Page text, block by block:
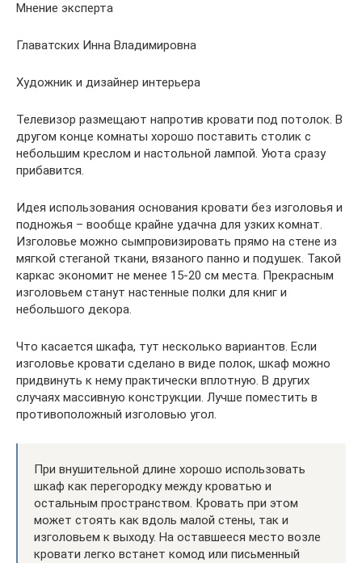
Мнение эксперта
Главатских Инна Владимировна
Художник и дизайнер интерьера
Телевизор размещают напротив кровати под потолок. В
другом конце комнаты хорошо поставить столик с
небольшим креслом и настольной лампой. Уюта сразу
прибавится.
Идея использования основания кровати без изголовья и
подножья – вообще крайне удачна для узких комнат.
Изголовье можно сымпровизировать прямо на стене из
мягкой стеганой ткани, вязаного панно и подушек. Такой
каркас экономит не менее 15-20 см места. Прекрасным
изголовьем станут настенные полки для книг и
небольшого декора.
Что касается шкафа, тут несколько вариантов. Если
изголовье кровати сделано в виде полок, шкаф можно
придвинуть к нему практически вплотную. В других
случаях массивную конструкции. Лучше поместить в
противоположный изголовью угол.
При внушительной длине хорошо использовать
шкаф как перегородку между кроватью и
остальным пространством. Кровать при этом
может стоять как вдоль малой стены, так и
изголовьем к выходу. На оставшееся место возле
кровати легко встанет комод или письменный